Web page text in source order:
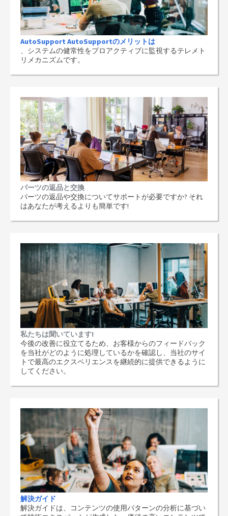
AutoSupport AutoSupportのメリットは
、システムの健常性をプロアクティブに監視するテレメト
リメカニズムです。
パーツの返品と交換
パーツの返品や交換についてサポートが必要ですか? それ
はあなたが考えるよりも簡単です!
私たちは聞いています!
今後の改善に役立てるため、お客様からのフィードバック
を当社がどのように処理しているかを確認し、当社のサイ
トで最高のエクスペリエンスを継続的に提供できるように
してください。
解決ガイド
解決ガイドは、コンテンツの使用パターンの分析に基づい